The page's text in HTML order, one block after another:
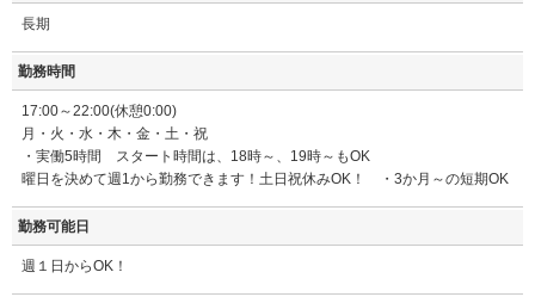
長期
勤務時間
17:00～22:00(休憩0:00)
月・火・水・木・金・土・祝
・実働5時間 スタート時間は、18時～、19時～もOK
曜日を決めて週1から勤務できます！土日祝休みOK！ ・3か月～の短期OK
勤務可能日
週１日からOK！